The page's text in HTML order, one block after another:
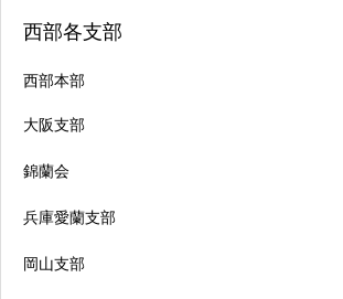
西部各支部
西部本部
大阪支部
錦蘭会
兵庫愛蘭支部
岡山支部